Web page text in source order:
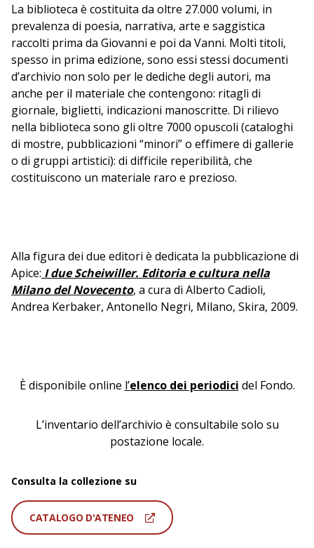
La biblioteca è costituita da oltre 27.000 volumi, in
prevalenza di poesia, narrativa, arte e saggistica
raccolti prima da Giovanni e poi da Vanni. Molti titoli,
spesso in prima edizione, sono essi stessi documenti
d’archivio non solo per le dediche degli autori, ma
anche per il materiale che contengono: ritagli di
giornale, biglietti, indicazioni manoscritte. Di rilievo
nella biblioteca sono gli oltre 7000 opuscoli (cataloghi
di mostre, pubblicazioni “minori” o effimere di gallerie
o di gruppi artistici): di difficile reperibilità, che
costituiscono un materiale raro e prezioso.
Alla figura dei due editori è dedicata la pubblicazione di
Apice: I due Scheiwiller. Editoria e cultura nella
Milano del Novecento, a cura di Alberto Cadioli,
Andrea Kerbaker, Antonello Negri, Milano, Skira, 2009.
È disponibile online l’elenco dei periodici del Fondo.
L’inventario dell’archivio è consultabile solo su
postazione locale.
Consulta la collezione su
CATALOGO D'ATENEO